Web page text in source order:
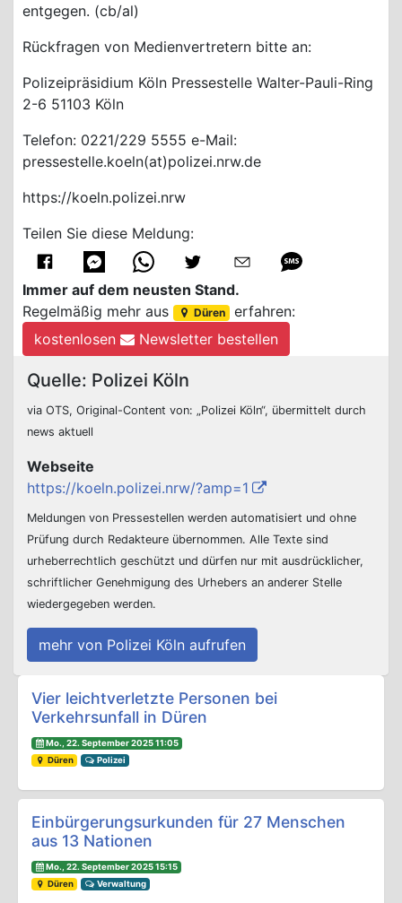
entgegen. (cb/al)
Rückfragen von Medienvertretern bitte an:
Polizeipräsidium Köln Pressestelle Walter-Pauli-Ring
2-6 51103 Köln
Telefon: 0221/229 5555 e-Mail:
pressestelle.koeln(at)polizei.nrw.de
https://koeln.polizei.nrw
Teilen Sie diese Meldung:
Immer auf dem neusten Stand.
Regelmäßig mehr aus
Düren
erfahren:
kostenlosen
Newsletter bestellen
Quelle: Polizei Köln
via OTS, Original-Content von: „Polizei Köln“, übermittelt durch
news aktuell
Webseite
https://koeln.polizei.nrw/?amp=1
Meldungen von Pressestellen werden automatisiert und ohne
Prüfung durch Redakteure übernommen. Alle Texte sind
urheberrechtlich geschützt und dürfen nur mit ausdrücklicher,
schriftlicher Genehmigung des Urhebers an anderer Stelle
wiedergegeben werden.
mehr von Polizei Köln aufrufen
Beitrags-Navigation
Vier leichtverletzte Personen bei
Verkehrsunfall in Düren
Mo., 22. September 2025 11:05
Düren
Polizei
Einbürgerungsurkunden für 27 Menschen
aus 13 Nationen
Mo., 22. September 2025 15:15
Düren
Verwaltung